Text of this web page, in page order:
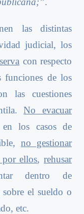
las distintas
judicial, los
con respecto
funciones de los
las cuestiones
No evacuar
en los casos de
no gestionar
por ellos,rehusar
dentro de
el sueldo o
etc.